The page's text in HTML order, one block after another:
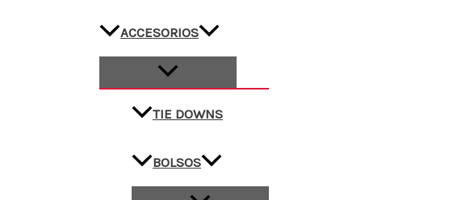
ACCESORIOS
TIE DOWNS
BOLSOS